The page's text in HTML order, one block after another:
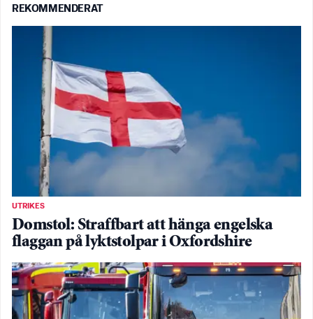
REKOMMENDERAT
UTRIKES
Domstol: Straffbart att hänga engelska
flaggan på lyktstolpar i Oxfordshire